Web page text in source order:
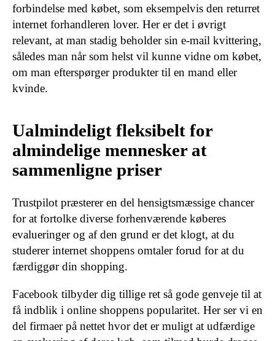
forbindelse med købet, som eksempelvis den returret
internet forhandleren lover. Her er det i øvrigt
relevant, at man stadig beholder sin e-mail kvittering,
således man når som helst vil kunne vidne om købet,
om man efterspørger produkter til en mand eller
kvinde.
Ualmindeligt fleksibelt for
almindelige mennesker at
sammenligne priser
Trustpilot præsterer en del hensigtsmæssige chancer
for at fortolke diverse forhenværende køberes
evalueringer og af den grund er det klogt, at du
studerer internet shoppens omtaler forud for at du
færdiggør din shopping.
Facebook tilbyder dig tillige ret så gode genveje til at
få indblik i online shoppens popularitet. Her ser vi en
del firmaer på nettet hvor det er muligt at udfærdige